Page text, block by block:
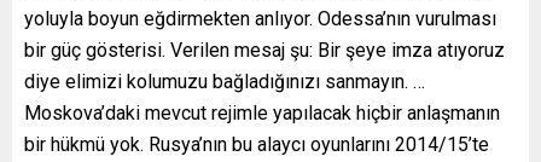
yoluyla boyun eğdirmekten anlıyor. Odessa’nın vurulması
bir güç gösterisi. Verilen mesaj şu: Bir şeye imza atıyoruz
diye elimizi kolumuzu bağladığınızı sanmayın. …
Moskova’daki mevcut rejimle yapılacak hiçbir anlaşmanın
bir hükmü yok. Rusya’nın bu alaycı oyunlarını 2014/15’te